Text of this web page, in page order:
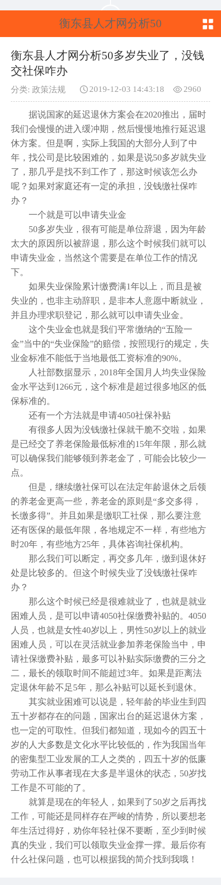
衡东县人才网分析50
多岁失业了，没钱交
衡东县人才网分析50多岁失业了，没钱
交社保咋办
分类: 政策法规 2960
2019-12-03 14:43:18
据说国家的延迟退休方案会在2020推出，届时
我们会慢慢的进入缓冲期，然后慢慢地推行延迟退
休方案。但是啊，实际上我国的大部分人到了中
年，找公司是比较困难的，如果是说50多岁就失业
了，那几乎是找不到工作了，那这时候该怎么办
呢？如果对家庭还有一定的承担，没钱缴社保咋
办？
一个就是可以申请失业金
50多岁失业，很有可能是单位辞退，因为年龄
太大的原因所以被辞退，那么这个时候我们就可以
申请失业金，当然这个需要是在单位工作的情况
下。
如果失业保险累计缴费满1年以上，而且是被
失业的，也非主动辞职，是非本人意愿中断就业，
并且办理求职登记，那么就可以申请失业金。
这个失业金也就是我们平常缴纳的“五险一
金”当中的“失业保险”的赔偿，按照现行的规定，失
业金标准不能低于当地最低工资标准的90%。
人社部数据显示，2018年全国月人均失业保险
金水平达到1266元，这个标准是超过很多地区的低
保标准的。
还有一个方法就是申请4050社保补贴
有很多人因为没钱缴社保就干脆不交啦，如果
是已经交了养老保险最低标准的15年年限，那么就
可以确保我们能够领到养老金了，可能会比较少一
点。
但是，继续缴社保可以在法定年龄退休之后领
的养老金更高一些，养老金的原则是“多交多得，
长缴多得”。并且如果是缴职工社保，那么要注意
还有医保的最低年限，各地规定不一样，有些地方
时20年，有些地方25年，具体咨询社保机构。
那么我们可以断定，再交多几年，缴到退休好
处是比较多的。但这个时候失业了没钱缴社保咋
办？
那么这个时候已经是很难就业了，也就是就业
困难人员，是可以申请4050社保缴费补贴的。4050
人员，也就是女性40岁以上，男性50岁以上的就业
困难人员，可以在灵活就业参加养老保险当中，申
请社保缴费补贴，最多可以补贴实际缴费的三分之
二，最长的领取时间不能超过3年。如果是距离法
定退休年龄不足5年，那么补贴可以延长到退休。
其实就业困难可以说是，轻年龄的毕业生到四
五十岁都存在的问题，国家出台的延迟退休方案，
也一定的可取性。但我们都知道，现如今的四五十
岁的人大多数是文化水平比较低的，作为我国当年
的密集型工业发展的工人之类的，四五十岁的低廉
劳动工作从事者现在大多是半退休的状态，50岁找
工作是不可能的了。
就算是现在的年轻人，如果到了50岁之后再找
工作，可能还是同样存在严峻的情势，所以要想老
年生活过得好，劝你年轻社保不要断，至少到时候
真的失业，我们可以领取失业金撑一撑。最后你有
什么社保问题，也可以根据我的简介找到我哦！